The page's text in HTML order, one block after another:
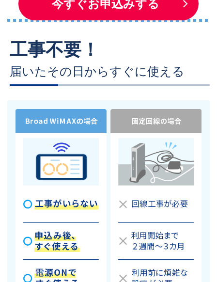
工事不要！
届いたその日からすぐに使える
今すぐお申込みする